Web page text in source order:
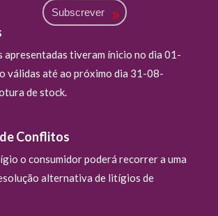
Subscrever
apresentadas tiveram ínicio no dia 01-
válidas até ao próximo dia 31-08-
de stock.
Conflitos
o consumidor poderá recorrer a uma
alternativa de litígios de